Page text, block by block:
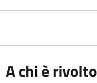
A chi è rivolto